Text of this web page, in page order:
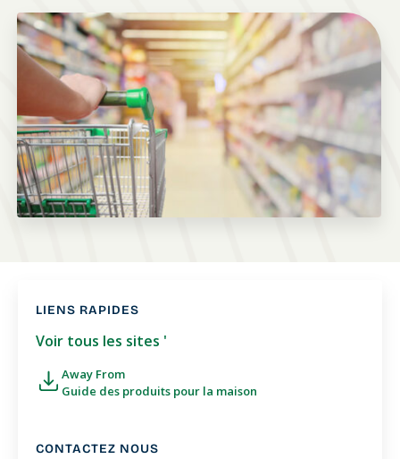
LIENS RAPIDES
Voir tous les sites '
Away From
Guide des produits pour la maison
CONTACTEZ NOUS